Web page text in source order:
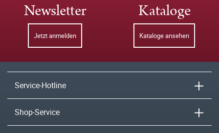
Newsletter
Jetzt anmelden
Kataloge
Kataloge ansehen
Service-Hotline
Shop-Service